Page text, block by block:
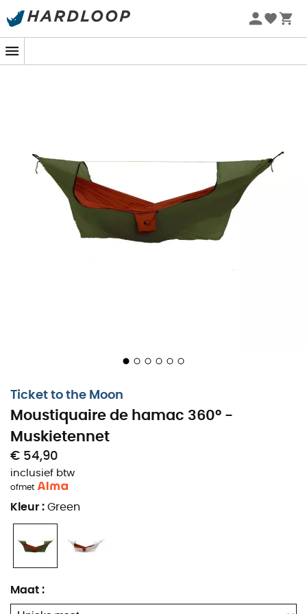
Zomeraanbiedingen 🔥 -5% EXTRA vanaf 2 producten* met
Ticket to the Moon
Moustiquaire de hamac 360° -
Muskietennet
€ 54,90
inclusief btw
ofmet
Kleur : Green
Maat :